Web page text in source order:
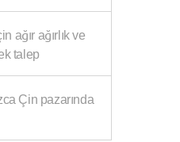
ağır ağırlık ve
talep
Çin pazarında